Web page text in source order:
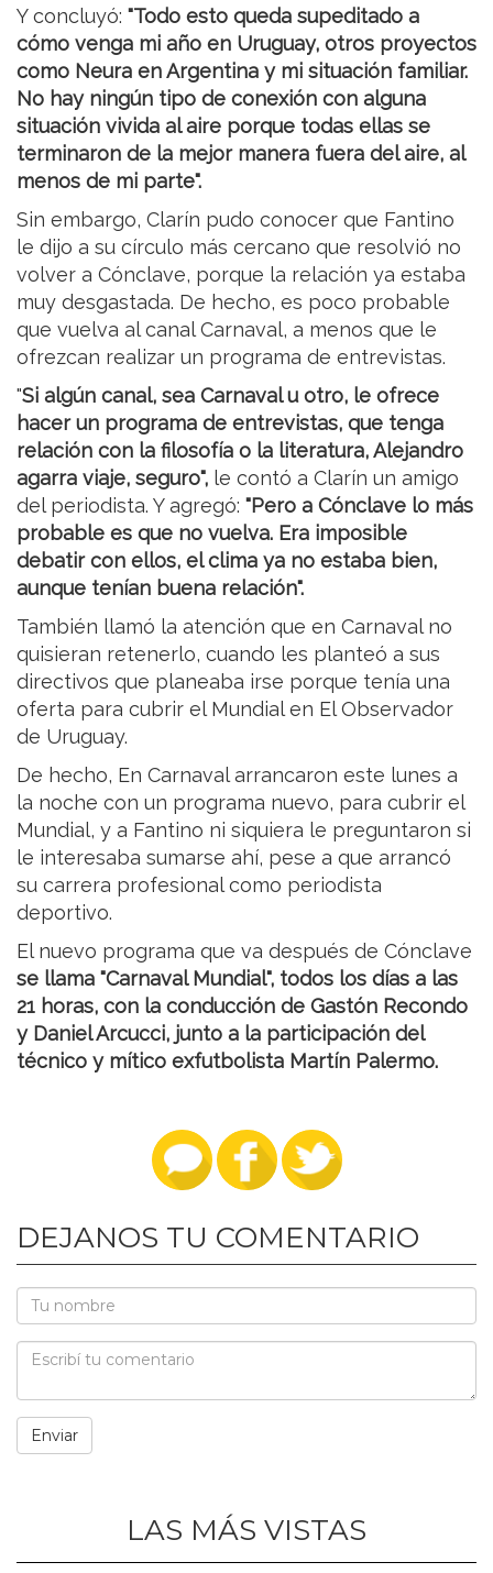
Y concluyó: "Todo esto queda supeditado a
cómo venga mi año en Uruguay, otros proyectos
como Neura en Argentina y mi situación familiar.
No hay ningún tipo de conexión con alguna
situación vivida al aire porque todas ellas se
terminaron de la mejor manera fuera del aire, al
menos de mi parte".
Sin embargo, Clarín pudo conocer que Fantino
le dijo a su círculo más cercano que resolvió no
volver a Cónclave, porque la relación ya estaba
muy desgastada. De hecho, es poco probable
que vuelva al canal Carnaval, a menos que le
ofrezcan realizar un programa de entrevistas.
"Si algún canal, sea Carnaval u otro, le ofrece
hacer un programa de entrevistas, que tenga
relación con la filosofía o la literatura, Alejandro
agarra viaje, seguro", le contó a Clarín un amigo
del periodista. Y agregó: "Pero a Cónclave lo más
probable es que no vuelva. Era imposible
debatir con ellos, el clima ya no estaba bien,
aunque tenían buena relación".
También llamó la atención que en Carnaval no
quisieran retenerlo, cuando les planteó a sus
directivos que planeaba irse porque tenía una
oferta para cubrir el Mundial en El Observador
de Uruguay.
De hecho, En Carnaval arrancaron este lunes a
la noche con un programa nuevo, para cubrir el
Mundial, y a Fantino ni siquiera le preguntaron si
le interesaba sumarse ahí, pese a que arrancó
su carrera profesional como periodista
deportivo.
El nuevo programa que va después de Cónclave
se llama "Carnaval Mundial", todos los días a las
21 horas, con la conducción de Gastón Recondo
y Daniel Arcucci, junto a la participación del
técnico y mítico exfutbolista Martín Palermo.
DEJANOS TU COMENTARIO
LAS MÁS VISTAS